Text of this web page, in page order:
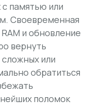
памятью или
Своевременная
и обновление
вернуть
или
обратиться
поломок